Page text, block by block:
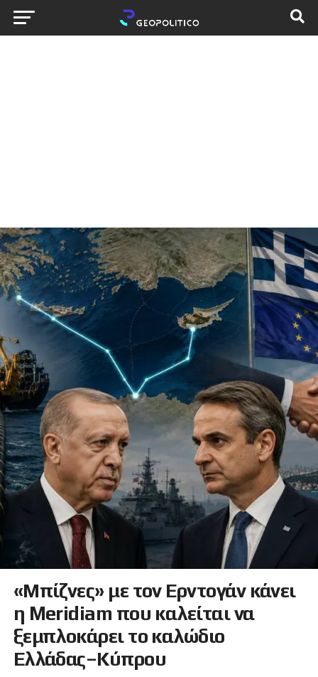
«Μπίζνες» με τον Ερντογάν κάνει
η Meridiam που καλείται να
ξεμπλοκάρει το καλώδιο
Ελλάδας–Κύπρου